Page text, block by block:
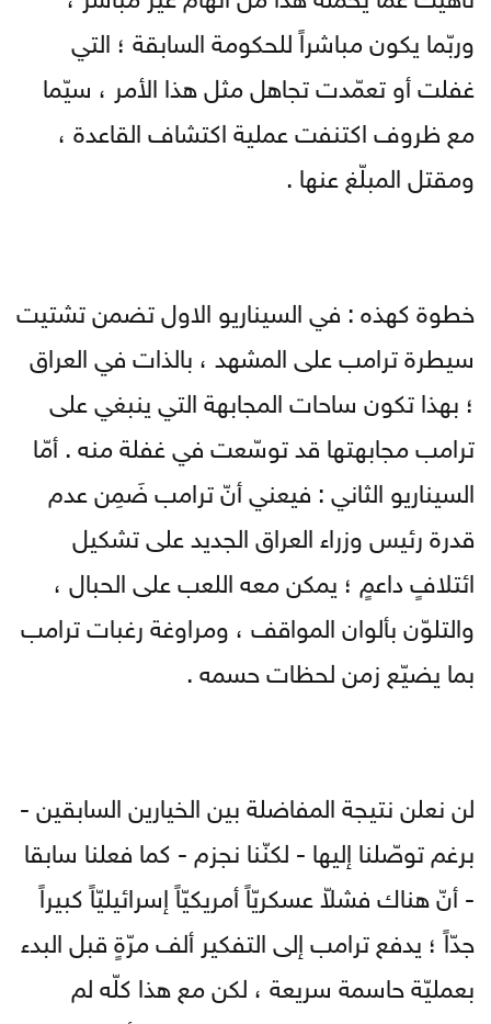
وربّما يكون مباشراً للحكومة السابقة ؛ التي
غفلت أو تعمّدت تجاهل مثل هذا الأمر ، سيّما
مع ظروف اكتنفت عملية اكتشاف القاعدة ،
ومقتل المبلّغ عنها .
خطوة كهذه : في السيناريو الاول تضمن تشتيت
سيطرة ترامب على المشهد ، بالذات في العراق
؛ بهذا تكون ساحات المجابهة التي ينبغي على
ترامب مجابهتها قد توسّعت في غفلة منه . أمّا
السيناريو الثاني : فيعني أنّ ترامب ضَمِن عدم
قدرة رئيس وزراء العراق الجديد على تشكيل
ائتلافٍ داعمٍ ؛ يمكن معه اللعب على الحبال ،
والتلوّن بألوان المواقف ، ومراوغة رغبات ترامب
بما يضيّع زمن لحظات حسمه .
لن نعلن نتيجة المفاضلة بين الخيارين السابقين -
برغم توصّلنا إليها - لكنّنا نجزم - كما فعلنا سابقا
- أنّ هناك فشلاّ عسكريّاً أمريكيّاً إسرائيليّاً كبيراً
جدّاً ؛ يدفع ترامب إلى التفكير ألف مرّةٍ قبل البدء
بعمليّة حاسمة سريعة ، لكن مع هذا كلّه لم